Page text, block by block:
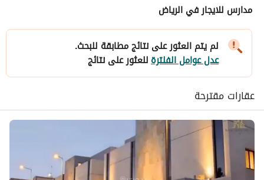
مدارس للايجار في الرياض
لم يتم العثور على نتائج مطابقة للبحث.
عدل عوامل الفلترةللعثور على نتائج
عقارات مقترحة